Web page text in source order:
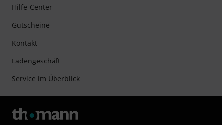
Hilfe-Center
Gutscheine
Kontakt
Ladengeschäft
Service im Überblick